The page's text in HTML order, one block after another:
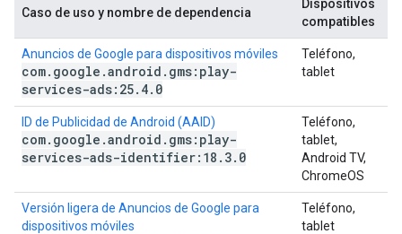
Caso de uso y nombre de dependencia
Dispositivos
compatibles
Anuncios de Google para dispositivos móviles
com. google .android . gms:play-
services-ads:25. 4. 0
Teléfono,
tablet
ID de Publicidad de Android (AAID)
com. google .android . gms:play-
services-ads-identifier:18 . 3. 0
Teléfono,
tablet,
Android TV,
ChromeOS
Versión ligera de Anuncios de Google para
dispositivos móviles
Teléfono,
tablet